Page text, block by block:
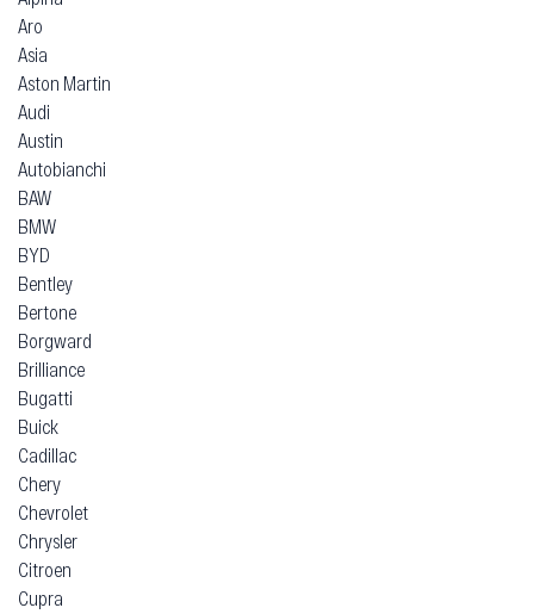
Aro
Asia
Aston Martin
Audi
Austin
Autobianchi
BAW
BMW
BYD
Bentley
Bertone
Borgward
Brilliance
Bugatti
Buick
Cadillac
Chery
Chevrolet
Chrysler
Citroen
Cupra